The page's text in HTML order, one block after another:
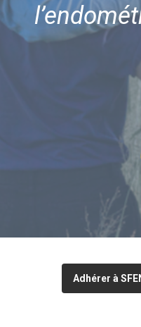
Adhérer à